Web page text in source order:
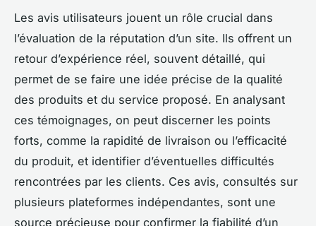
Les avis utilisateurs jouent un rôle crucial dans
l’évaluation de la réputation d’un site. Ils offrent un
retour d’expérience réel, souvent détaillé, qui
permet de se faire une idée précise de la qualité
des produits et du service proposé. En analysant
ces témoignages, on peut discerner les points
forts, comme la rapidité de livraison ou l’efficacité
du produit, et identifier d’éventuelles difficultés
rencontrées par les clients. Ces avis, consultés sur
plusieurs plateformes indépendantes, sont une
source précieuse pour confirmer la fiabilité d’un